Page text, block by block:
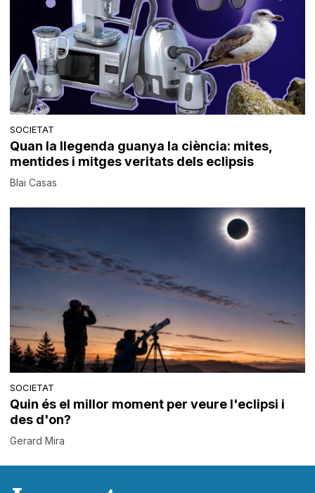
SOCIETAT
Quan la llegenda guanya la ciència: mites,
mentides i mitges veritats dels eclipsis
Blai Casas
SOCIETAT
Quin és el millor moment per veure l'eclipsi i
des d'on?
Gerard Mira